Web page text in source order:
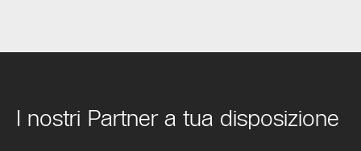
I nostri Partner a tua disposizione